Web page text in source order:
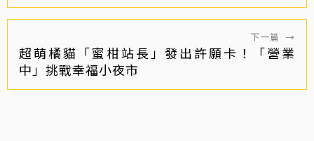
下一篇 →
超萌橘貓「蜜柑站長」發出許願卡！「營業
中」挑戰幸福小夜市